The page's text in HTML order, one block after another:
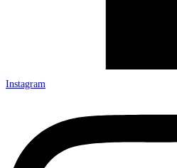
Instagram